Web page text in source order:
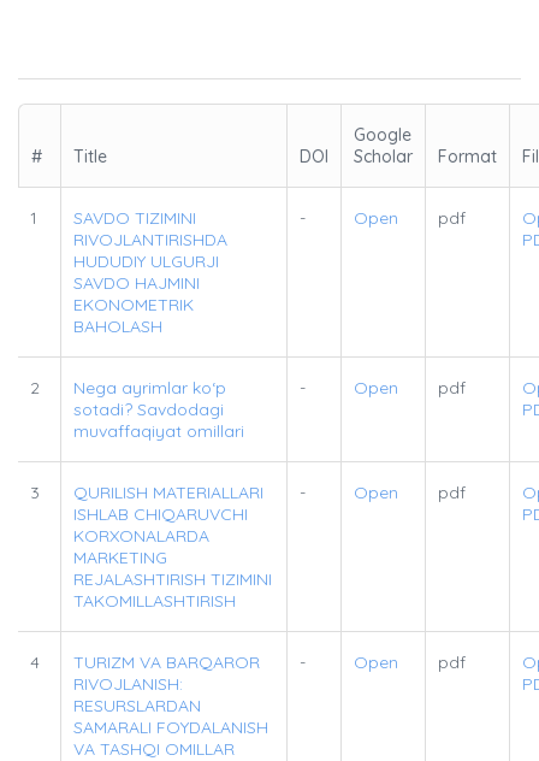
# Title DOI
Google
Scholar
Format
1
SAVDO TIZIMINI
RIVOJLANTIRISHDA
HUDUDIY ULGURJI
SAVDO HAJMINI
EKONOMETRIK
BAHOLASH
- Open pdf
2
Nega ayrimlar ko‘p
sotadi? Savdodagi
muvaffaqiyat omillari
- Open pdf
3
QURILISH MATERIALLARI
ISHLAB CHIQARUVCHI
KORXONALARDA
MARKETING
REJALASHTIRISH TIZIMINI
TAKOMILLASHTIRISH
- Open pdf
4
TURIZM VA BARQAROR
RIVOJLANISH:
RESURSLARDAN
SAMARALI FOYDALANISH
VA TASHQI OMILLAR
- Open pdf